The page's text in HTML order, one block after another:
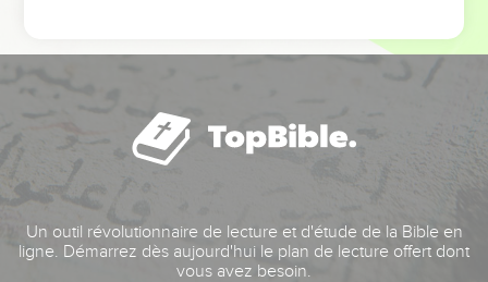
Un outil révolutionnaire de lecture et d'étude de la Bible en
ligne. Démarrez dès aujourd'hui le plan de lecture offert dont
vous avez besoin.